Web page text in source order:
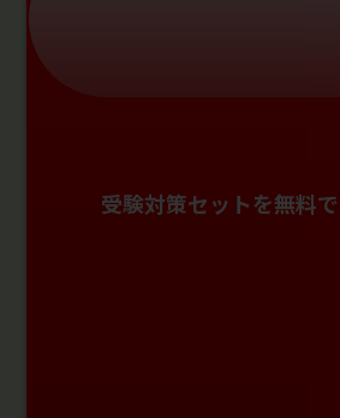
受験対策セットを無料